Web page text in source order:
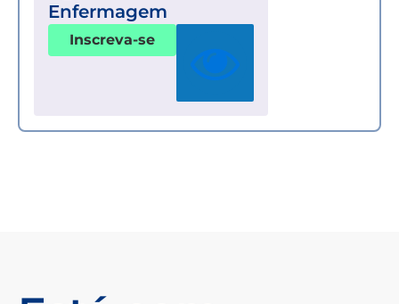
Enfermagem
Inscreva-se